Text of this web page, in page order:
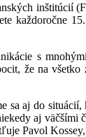
inštitúcií
každoročne
s
že na
sa aj do
aj
Pavol